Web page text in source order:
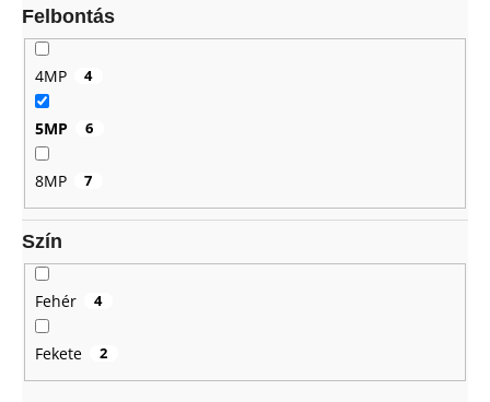
Felbontás
4MP 4
5MP 6
8MP 7
Szín
Fehér 4
Fekete 2
k